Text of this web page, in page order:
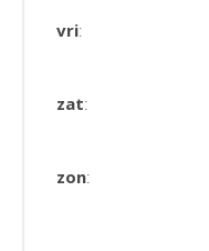
vri:
zat:
zon: